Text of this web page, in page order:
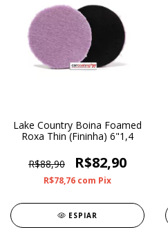
Lake Country Boina Foamed
Roxa Thin (Fininha) 6"1,4
R$88,90 R$82,90
R$78,76 com Pix
ESPIAR